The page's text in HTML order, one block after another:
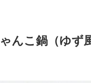
んこ鍋（ゆず